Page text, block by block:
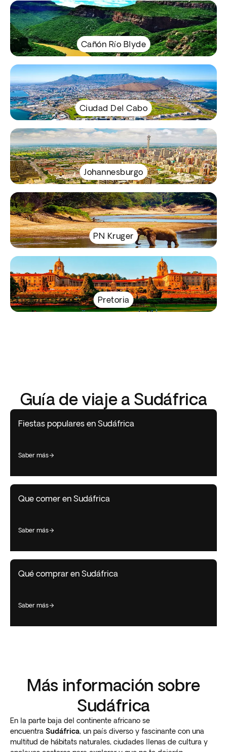
Cañón Río Blyde
Ciudad Del Cabo
Johannesburgo
PN Kruger
Pretoria
Guía de viaje a Sudáfrica
Fiestas populares en Sudáfrica
saber más
Que comer en Sudáfrica
saber más
Qué comprar en Sudáfrica
saber más
Más información sobre
Sudáfrica
En la parte baja del continente africano se
encuentra Sudáfrica, un país diverso y fascinante con una
multitud de hábitats naturales, ciudades llenas de cultura y